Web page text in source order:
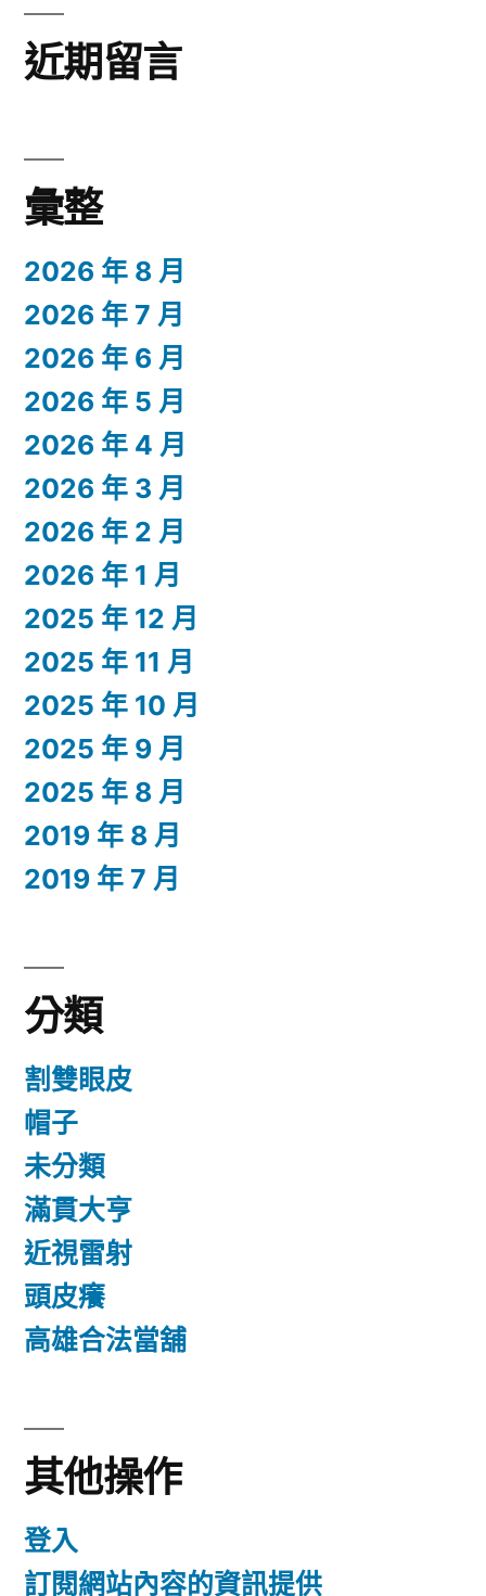
近期留言
彙整
2026 年 8 月
2026 年 7 月
2026 年 6 月
2026 年 5 月
2026 年 4 月
2026 年 3 月
2026 年 2 月
2026 年 1 月
2025 年 12 月
2025 年 11 月
2025 年 10 月
2025 年 9 月
2025 年 8 月
2019 年 8 月
2019 年 7 月
分類
割雙眼皮
帽子
未分類
滿貫大亨
近視雷射
頭皮癢
高雄合法當舖
其他操作
登入
訂閱網站內容的資訊提供